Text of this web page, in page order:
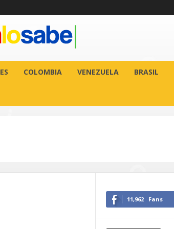
COLOMBIA VENEZUELA BRASIL
11,962 Fans